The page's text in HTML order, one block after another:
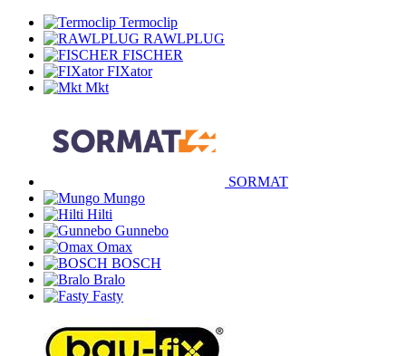
Termoclip
RAWLPLUG
FISCHER
FIXator
Mkt
SORMAT
Mungo
Hilti
Gunnebo
Omax
BOSCH
Bralo
Fasty